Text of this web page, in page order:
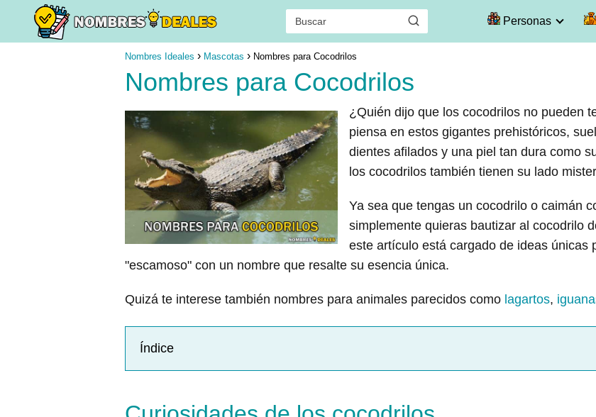
Personas
Nombres Ideales Mascotas Nombres para Cocodrilos
Nombres para Cocodrilos
¿Quién dijo que los cocodrilos no pueden
piensa en estos gigantes prehistóricos,
dientes afilados y una piel tan dura como
los cocodrilos también tienen su lado
Ya sea que tengas un cocodrilo o caimán
simplemente quieras bautizar al cocodrilo
este artículo está cargado de ideas únicas
"escamoso" con un nombre que resalte su esencia única.
Quizá te interese también nombres para animales parecidos como lagartos,
Índice